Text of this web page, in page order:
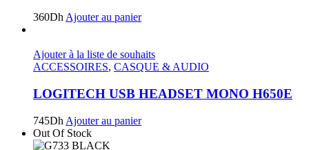
360Dh Ajouter au panier
Ajouter à la liste de souhaits
ACCESSOIRES, CASQUE & AUDIO
LOGITECH USB HEADSET MONO H650E
745Dh Ajouter au panier
Out Of Stock